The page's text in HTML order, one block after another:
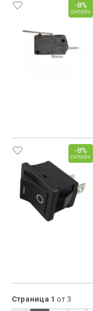
-8%
онлайн
-8%
онлайн
Страница 1 от 3